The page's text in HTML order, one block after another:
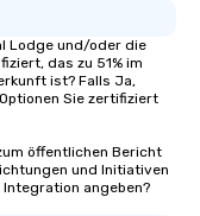
Lodge und/oder die
das zu 51% im
ist? Falls Ja,
Sie zertifiziert
öffentlichen Bericht
und Initiativen
angeben?